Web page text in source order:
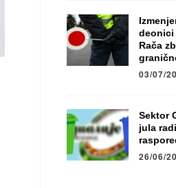
deonici
Rača
03/07/
Sektor
jula
26/06/